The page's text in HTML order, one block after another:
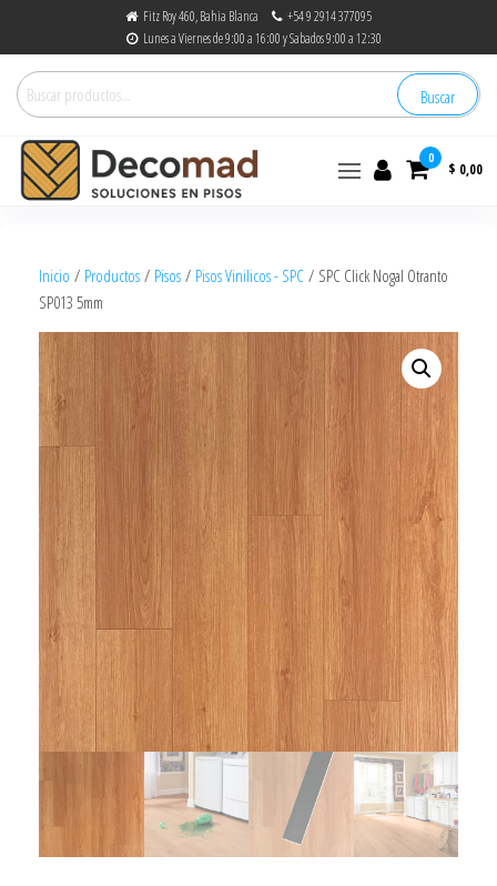
Fitz Roy 460, Bahia Blanca
+54 9 2914 377095
Lunes a Viernes de 9:00 a 16:00 y Sabados 9:00 a 12:30
Buscar
0
$ 0,00
Inicio / Productos / Pisos / Pisos Vinilicos - SPC / SPC Click Nogal Otranto
SP013 5mm